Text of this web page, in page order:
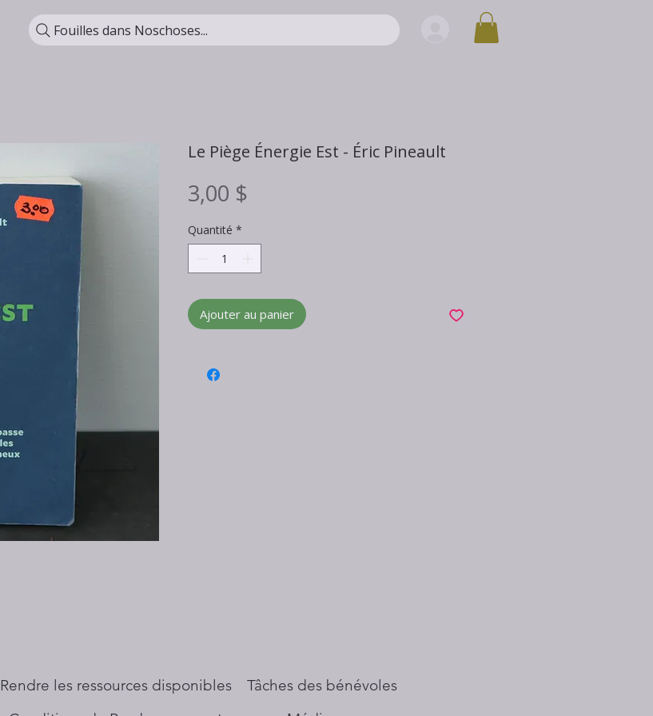
Fouilles dans Noschoses...
Le Piège Énergie Est - Éric Pineault
3,00 $
Quantité *
Ajouter au panier
​Rendre les ressources disponibles
Tâches des bénévoles